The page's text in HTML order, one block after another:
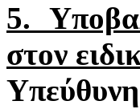
5.
στον